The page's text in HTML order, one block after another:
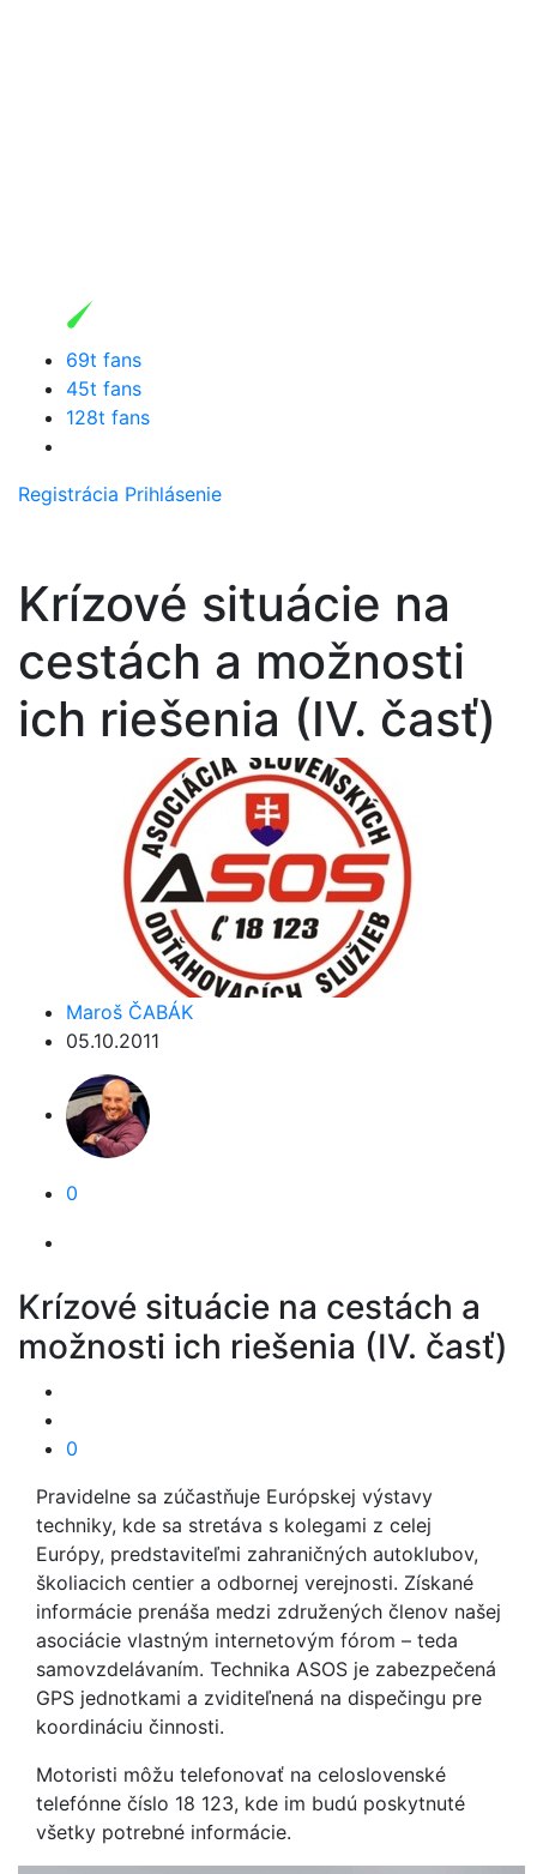
69t fans
45t fans
128t fans
Registrácia Prihlásenie
Krízové situácie na
cestách a možnosti
ich riešenia (IV. časť)
Maroš ČABÁK
05.10.2011
0
Krízové situácie na cestách a
možnosti ich riešenia (IV. časť)
0
Pravidelne sa zúčastňuje Európskej výstavy
techniky, kde sa stretáva s kolegami z celej
Európy, predstaviteľmi zahraničných autoklubov,
školiacich centier a odbornej verejnosti. Získané
informácie prenáša medzi združených členov našej
asociácie vlastným internetovým fórom – teda
samovzdelávaním. Technika ASOS je zabezpečená
GPS jednotkami a zviditeľnená na dispečingu pre
koordináciu činnosti.
Motoristi môžu telefonovať na celoslovenské
telefónne číslo 18 123, kde im budú poskytnuté
všetky potrebné informácie.